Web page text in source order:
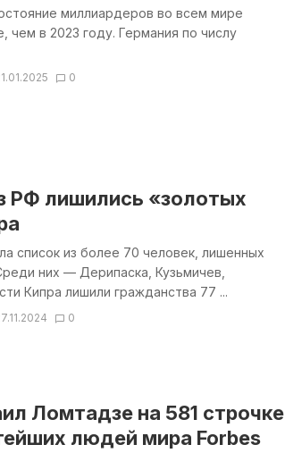
миллиардеров во всем мире
чем в 2023 году. Германия по числу
0
РФ лишились «золотых
список из более 70 человек, лишенных
них — Дерипаска, Кузьмичев,
Кипра лишили гражданства 77 ...
0
Ломтадзе на 581 строчке
людей мира Forbes